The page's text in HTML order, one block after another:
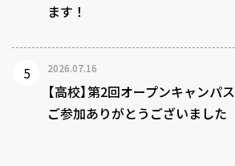
ます！
2026.07.16
【高校】第2回オープンキャンパス
ご参加ありがとうございました